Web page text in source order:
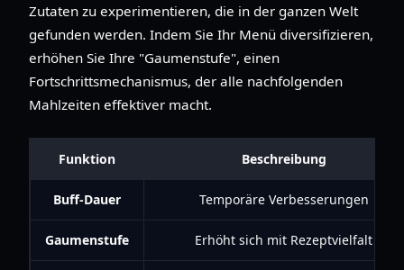
Zutaten zu experimentieren, die in der ganzen Welt
gefunden werden. Indem Sie Ihr Menü diversifizieren,
erhöhen Sie Ihre "Gaumenstufe", einen
Fortschrittsmechanismus, der alle nachfolgenden
Mahlzeiten effektiver macht.
Funktion Beschreibung
Buff-Dauer Temporäre Verbesserungen
Gaumenstufe Erhöht sich mit Rezeptvielfalt